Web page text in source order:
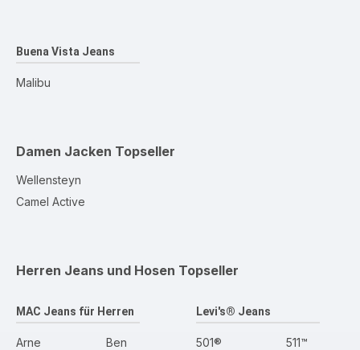
Buena Vista Jeans
Malibu
Damen Jacken Topseller
Wellensteyn
Camel Active
Herren Jeans und Hosen Topseller
MAC Jeans für Herren
Arne
Ben
Levi's® Jeans
501® 511™